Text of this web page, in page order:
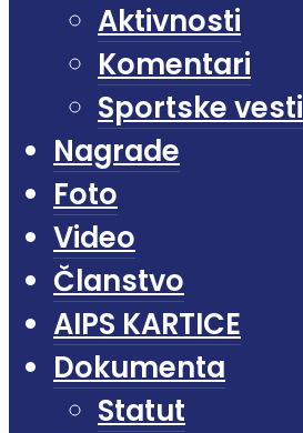
Aktivnosti
Komentari
Sportske vesti
Nagrade
Foto
Video
Članstvo
AIPS KARTICE
Dokumenta
Statut